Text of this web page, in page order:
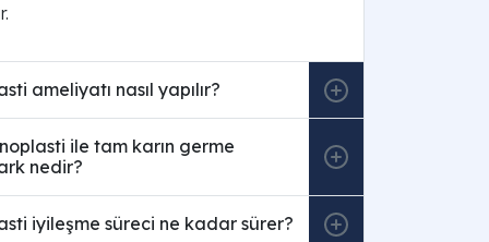
ameliyatı nasıl yapılır?
ile tam karın germe
nedir?
iyileşme süreci ne kadar sürer?